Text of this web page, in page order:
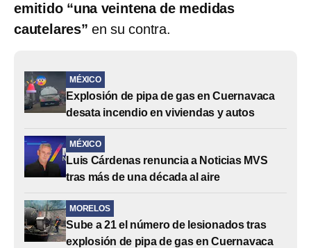
emitido “una veintena de medidas
cautelares” en su contra.
MÉXICO
Explosión de pipa de gas en Cuernavaca
desata incendio en viviendas y autos
MÉXICO
Luis Cárdenas renuncia a Noticias MVS
tras más de una década al aire
MORELOS
Sube a 21 el número de lesionados tras
explosión de pipa de gas en Cuernavaca